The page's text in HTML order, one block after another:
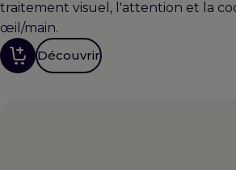
traitement visuel, l'attention et la
œil/main.
Découvrir